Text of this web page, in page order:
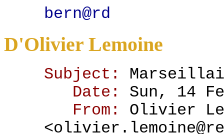
bern@rd
D'Olivier Lemoine
Subject:
Date: Sun, 14
From: Olivier